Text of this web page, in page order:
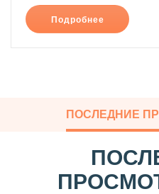
Подробнее
ПОСЛЕДНИЕ